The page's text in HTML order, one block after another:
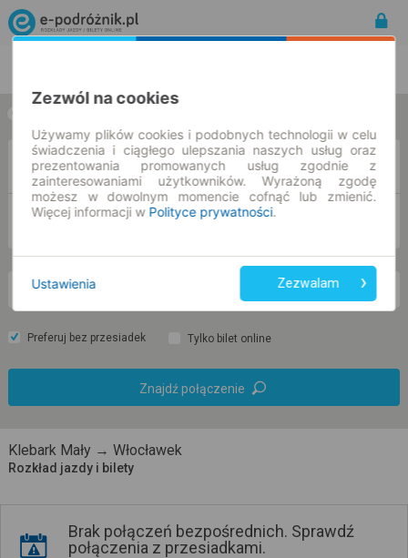
Z
DO
pt. 7 sie.
Preferuj bez przesiadek Tylko bilet online
Znajdź połączenie
Klebark Mały → Włocławek
Rozkład jazdy i bilety
Brak połączeń bezpośrednich. Sprawdź
połączenia z przesiadkami.
Zezwól na cookies
Używamy plików cookies i podobnych technologii w celu
świadczenia i ciągłego ulepszania naszych usług oraz
prezentowania promowanych usług zgodnie z
zainteresowaniami użytkowników. Wyrażoną zgodę
możesz w dowolnym momencie cofnąć lub zmienić.
Więcej informacji w Polityce prywatności.
Ustawienia Zezwalam